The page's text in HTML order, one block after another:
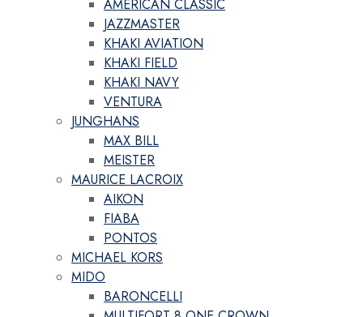
AMERICAN CLASSIC
JAZZMASTER
KHAKI AVIATION
KHAKI FIELD
KHAKI NAVY
VENTURA
JUNGHANS
MAX BILL
MEISTER
MAURICE LACROIX
AIKON
FIABA
PONTOS
MICHAEL KORS
MIDO
BARONCELLI